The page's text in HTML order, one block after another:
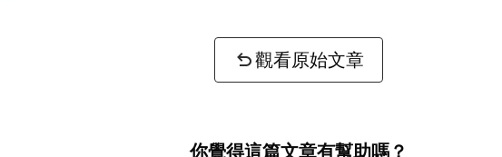
觀看原始文章
你覺得這篇文章有幫助嗎？